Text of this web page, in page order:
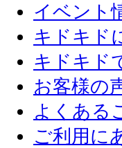
イベント
キドキド
キドキド
お客様の
よくある
ご利用に